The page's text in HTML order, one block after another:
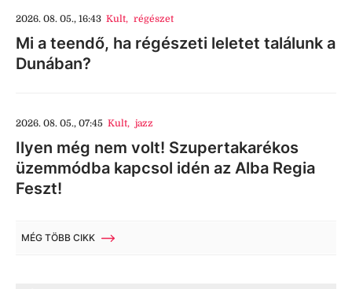
2026. 08. 05., 16:43 Kult, régészet
Mi a teendő, ha régészeti leletet találunk a
Dunában?
2026. 08. 05., 07:45 Kult, jazz
Ilyen még nem volt! Szupertakarékos
üzemmódba kapcsol idén az Alba Regia
Feszt!
MÉG TÖBB CIKK